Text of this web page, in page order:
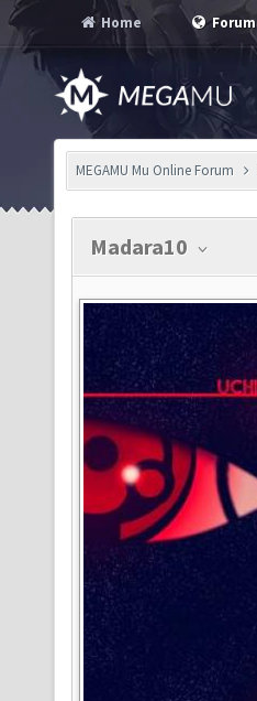
Home Forum
MEGAMU Mu Online Forum
Madara10